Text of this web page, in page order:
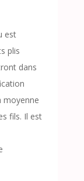
est
plis
dans
moyenne
fils. Il est